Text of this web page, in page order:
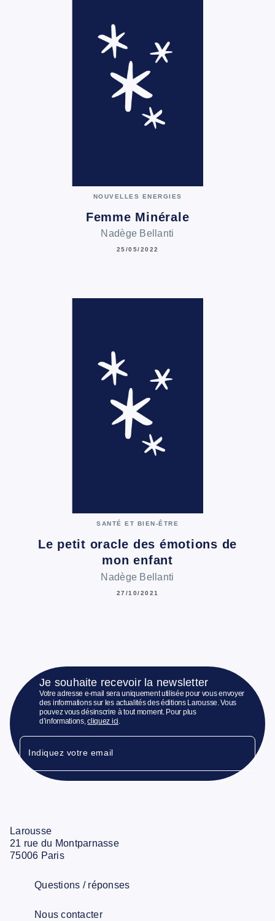
NOUVELLES ENERGIES
Femme Minérale
Nadège Bellanti
25/05/2022
SANTÉ ET BIEN-ÊTRE
Le petit oracle des émotions de
mon enfant
Nadège Bellanti
27/10/2021
Je souhaite recevoir la newsletter
Votre adresse e-mail sera uniquement utilisée pour vous envoyer
des informations sur les actualités des éditions Larousse. Vous
pouvez vous désinscrire à tout moment. Pour plus
d’informations,cliquez ici.
Indiquez votre email
Larousse
21 rue du Montparnasse
75006 Paris
Questions / réponses
Nous contacter